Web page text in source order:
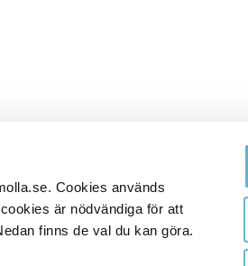
Cookies används
är nödvändiga för att
finns de val du kan göra.